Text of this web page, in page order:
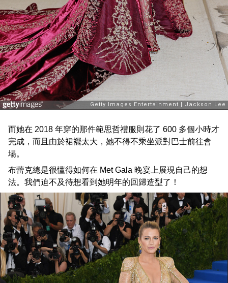
而她在 2018 年穿的那件範思哲禮服則花了 600 多個小時才
完成，而且由於裙襬太大，她不得不乘坐派對巴士前往會
場。
布蕾克總是很懂得如何在 Met Gala 晚宴上展現自己的想
法。我們迫不及待想看到她明年的回歸造型了！